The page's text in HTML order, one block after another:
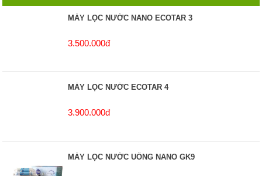
MÁY LỌC NƯỚC NANO ECOTAR 3
3.500.000đ
MÁY LỌC NƯỚC ECOTAR 4
3.900.000đ
MÁY LỌC NƯỚC UỐNG NANO GK9